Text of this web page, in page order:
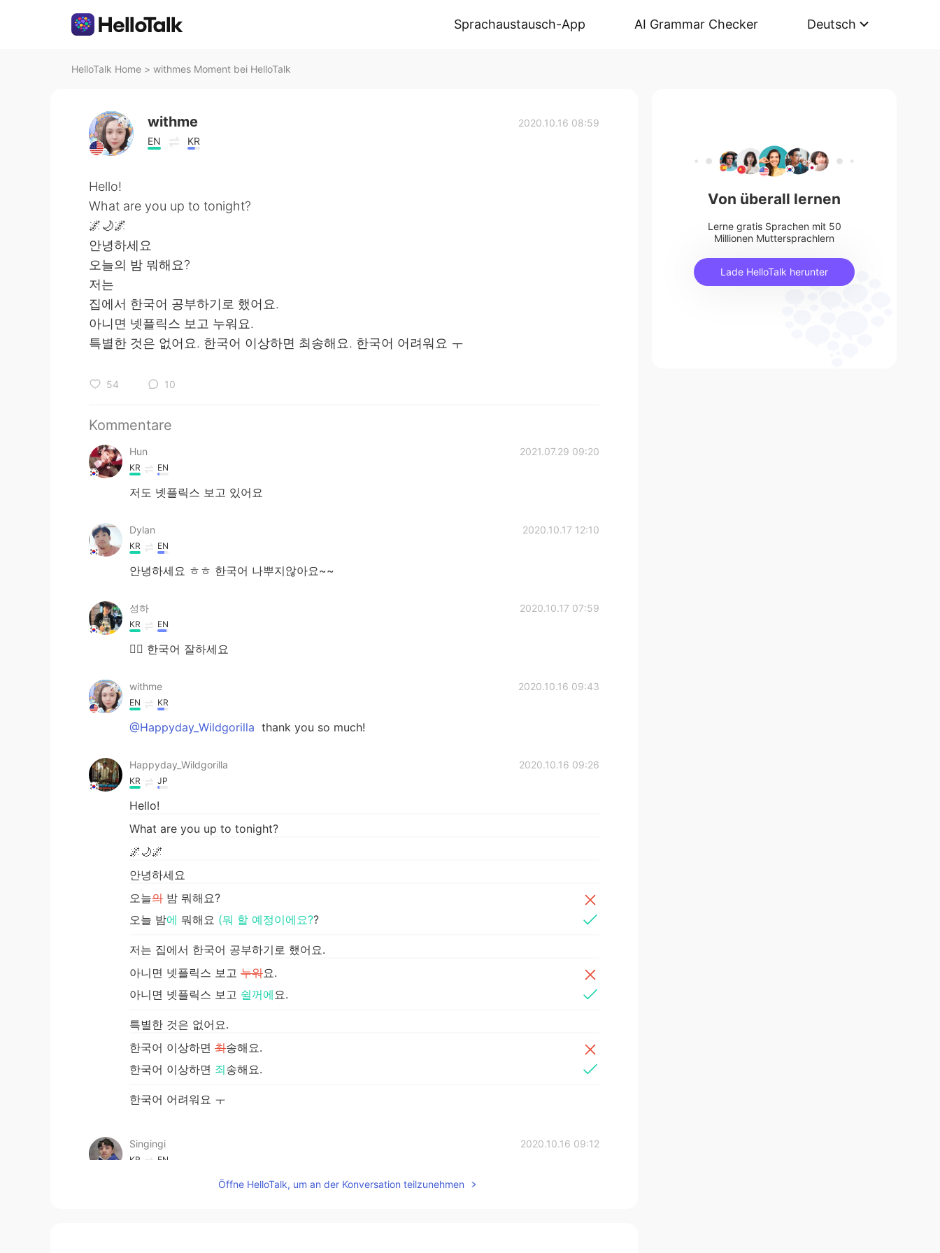
Sprachaustausch-App AI Grammar Checker Deutsch
HelloTalk Home > withmes Moment bei HelloTalk
withme
EN KR
2020.10.16 08:59
Hello!
What are you up to tonight?
🌌🌙🌌
안녕하세요
오늘의 밤 뭐해요?
저는
집에서 한국어 공부하기로 했어요.
아니면 넷플릭스 보고 누워요.
특별한 것은 없어요. 한국어 이상하면 최송해요. 한국어 어려워요 ㅜ
54 10
Kommentare
Hun 2021.07.29 09:20
KR EN
저도 넷플릭스 보고 있어요
Dylan 2020.10.17 12:10
KR EN
안녕하세요 ㅎㅎ 한국어 나뿌지않아요~~
성하 2020.10.17 07:59
KR EN
👌🏻 한국어 잘하세요
withme 2020.10.16 09:43
EN KR
@Happyday_Wildgorilla thank you so much!
Happyday_Wildgorilla 2020.10.16 09:26
KR JP
Hello!
What are you up to tonight?
🌌🌙🌌
안녕하세요
오늘의 밤 뭐해요?
오늘 밤에 뭐해요 (뭐 할 예정이에요??
저는 집에서 한국어 공부하기로 했어요.
아니면 넷플릭스 보고 누워요.
아니면 넷플릭스 보고 쉴꺼에요.
특별한 것은 없어요.
한국어 이상하면 최송해요.
한국어 이상하면 죄송해요.
한국어 어려워요 ㅜ
Singingi 2020.10.16 09:12
KR EN
죄송하다고 말씀하지 않으셔도 돼요!! 전혀 죄송할 일이 아니에요. 그리고 되게 잘 작성하셨어
Öffne HelloTalk, um an der Konversation teilzunehmen
Von überall lernen
Lerne gratis Sprachen mit 50
Millionen Muttersprachlern
Lade HelloTalk herunter